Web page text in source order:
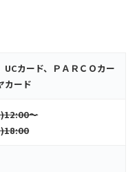
UCカード、ＰＡＲＣＯカー
カード
～